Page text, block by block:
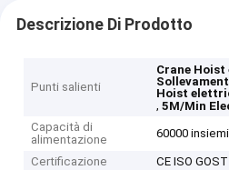
Descrizione Di Prodotto
Punti salienti
Crane
Hoist
,5M/Min
Capacità di
alimentazione
60000
Certificazione
CE ISO GOST